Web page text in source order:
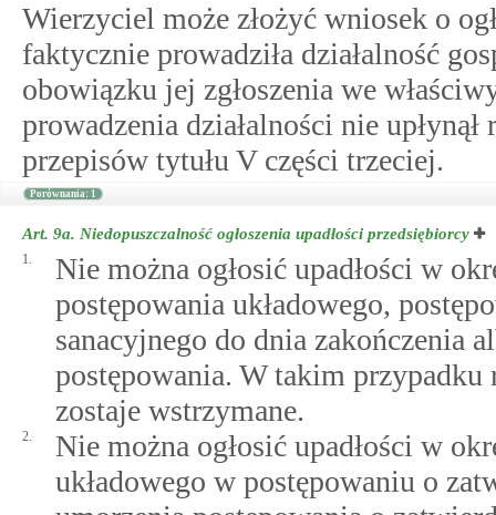
Wierzyciel może złożyć wniosek o
faktycznie prowadziła działalność
obowiązku jej zgłoszenia we
prowadzenia działalności nie
przepisów tytułu V części trzeciej.
Porównania: 1
Art. 9a. Niedopuszczalność ogłoszenia upadłości przedsiębiorcy
1.
Nie można ogłosić upadłości w
postępowania układowego,
sanacyjnego do dnia zakończenia
postępowania. W takim przypadku
zostaje wstrzymane.
2.
Nie można ogłosić upadłości w
układowego w postępowaniu o